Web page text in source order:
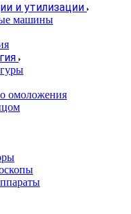
и утилизации
машины
омоложения